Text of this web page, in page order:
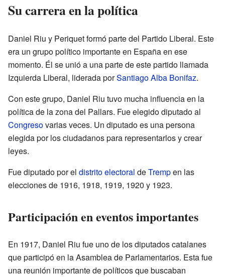
Su carrera en la política
Daniel Riu y Periquet formó parte del Partido Liberal. Este
era un grupo político importante en España en ese
momento. Él se unió a una parte de este partido llamada
Izquierda Liberal, liderada porSantiago Alba Bonifaz.
Con este grupo, Daniel Riu tuvo mucha influencia en la
política de la zona del Pallars. Fue elegido diputado al
Congresovarias veces. Un diputado es una persona
elegida por los ciudadanos para representarlos y crear
leyes.
Fue diputado por el distrito electoral deTrempen las
elecciones de 1916, 1918, 1919, 1920 y 1923.
Participación en eventos importantes
En 1917, Daniel Riu fue uno de los diputados catalanes
que participó en la Asamblea de Parlamentarios. Esta fue
una reunión importante de políticos que buscaban